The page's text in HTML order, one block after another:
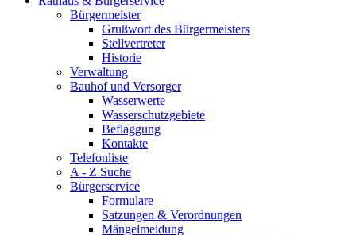
Bürgermeister
Grußwort des Bürgermeisters
Stellvertreter
Historie
Verwaltung
Bauhof und Versorger
Wasserwerte
Wasserschutzgebiete
Beflaggung
Kontakte
Telefonliste
A - Z Suche
Bürgerservice
Formulare
Satzungen & Verordnungen
Mängelmeldung